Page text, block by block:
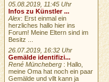
05.08.2019, 11:45 Uhr
Infos zu Künstler ...
Alex: Erst einmal ein
herzliches hallo hier ins
Forum! Meine Eltern sind im
Besitz ...
26.07.2019, 16:32 Uhr
Gemälde identifizi...
René Müncheberg : Hallo,
meine Oma hat noch ein paar
Gemälde und vllt kann ja